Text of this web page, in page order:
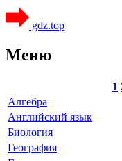
gdz.top
Меню
1
Алгебра
Английский язык
Биология
География